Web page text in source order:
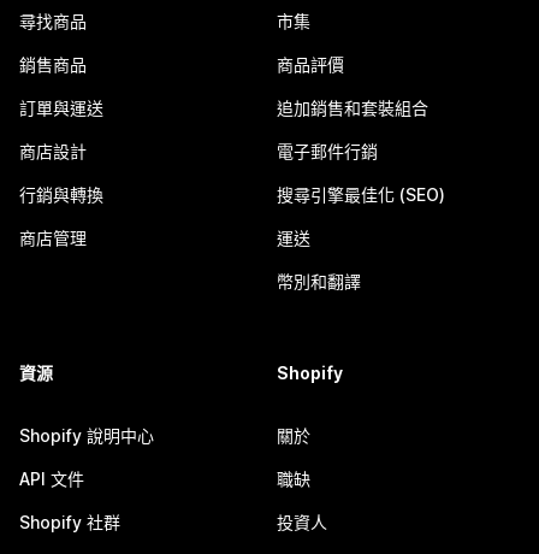
尋找商品
銷售商品
訂單與運送
商店設計
行銷與轉換
商店管理
市集
商品評價
追加銷售和套裝組合
電子郵件行銷
搜尋引擎最佳化 (SEO)
運送
幣別和翻譯
資源
Shopify 說明中心
API 文件
Shopify 社群
Shopify
關於
職缺
投資人